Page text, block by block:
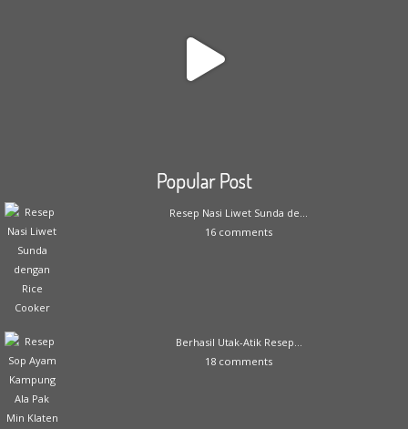
Popular Post
Resep Nasi Liwet Sunda de...
16 comments
Berhasil Utak-Atik Resep...
18 comments